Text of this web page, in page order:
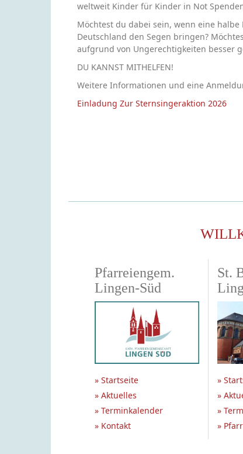
weltweit Kinder für Kinder in Not
Möchtest du dabei sein, wenn eine
Deutschland den Segen bringen?
aufgrund von Ungerechtigkeiten besser
DU KANNST MITHELFEN!
Weitere Informationen und eine
Einladung Zur Sternsingeraktion 2026
Pfarreiengem.
Lingen-Süd
» Startseite
» Aktuelles
» Terminkalender
» Kontakt
St.
»
»
»
»